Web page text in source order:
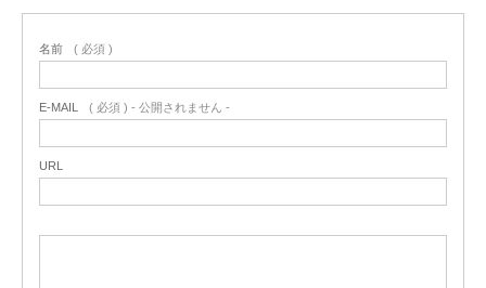
名前 ( 必須 )
E-MAIL ( 必須 ) - 公開されません -
URL